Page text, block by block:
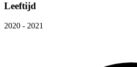
Leeftijd
2020 - 2021